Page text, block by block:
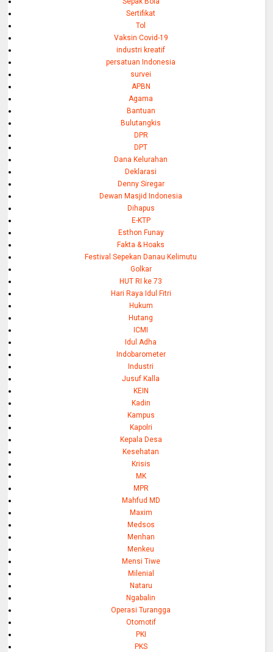
Sertifikat
Tol
Vaksin Covid-19
industri kreatif
persatuan Indonesia
survei
APBN
Agama
Bantuan
Bulutangkis
DPR
DPT
Dana Kelurahan
Deklarasi
Denny Siregar
Dewan Masjid Indonesia
Dihapus
E-KTP
Esthon Funay
Fakta & Hoaks
Festival Sepekan Danau Kelimutu
Golkar
HUT RI ke 73
Hari Raya Idul Fitri
Hukum
Hutang
ICMI
Idul Adha
Indobarometer
Industri
Jusuf Kalla
KEIN
Kadin
Kampus
Kapolri
Kepala Desa
Kesehatan
Krisis
MK
MPR
Mahfud MD
Maxim
Medsos
Menhan
Menkeu
Mensi Tiwe
Milenial
Nataru
Ngabalin
Operasi Turangga
Otomotif
PKI
PKS